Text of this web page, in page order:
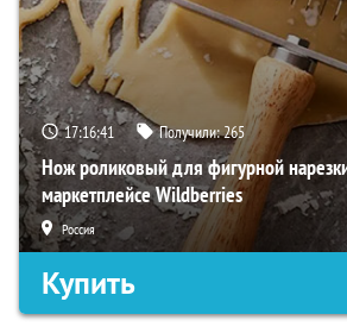
17:16:41 Получили:265
Нож роликовый для фигурной
маркетплейсе Wildberries
Россия
Купить